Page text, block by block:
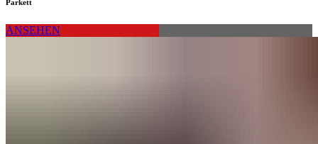
Parkett
ANSEHEN